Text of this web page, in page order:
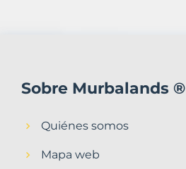
Sobre Murbalands ®
Quiénes somos
Mapa web